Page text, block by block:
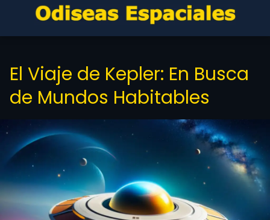
El Viaje de Kepler: En Busca
de Mundos Habitables